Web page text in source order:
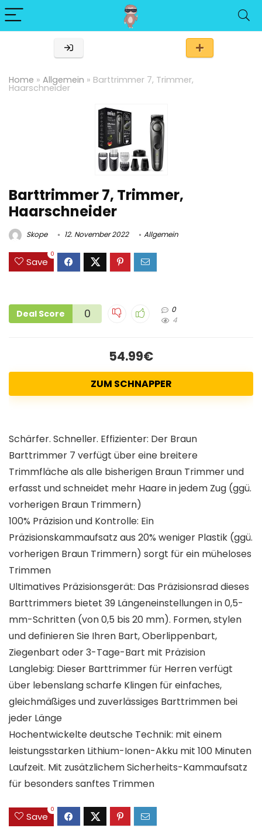
Home » Allgemein » Barttrimmer 7, Trimmer,
Haarschneider
Barttrimmer 7, Trimmer,
Haarschneider
Skope 12. November 2022 Allgemein
Save
0
Deal Score 0
0
4
54.99€
ZUM SCHNAPPER
Schärfer. Schneller. Effizienter: Der Braun
Barttrimmer 7 verfügt über eine breitere
Trimmfläche als alle bisherigen Braun Trimmer und
erfasst und schneidet mehr Haare in jedem Zug (ggü.
vorherigen Braun Trimmern)
100% Präzision und Kontrolle: Ein
Präzisionskammaufsatz aus 20% weniger Plastik (ggü.
vorherigen Braun Trimmern) sorgt für ein müheloses
Trimmen
Ultimatives Präzisionsgerät: Das Präzisionsrad dieses
Barttrimmers bietet 39 Längeneinstellungen in 0,5-
mm-Schritten (von 0,5 bis 20 mm). Formen, stylen
und definieren Sie Ihren Bart, Oberlippenbart,
Ziegenbart oder 3-Tage-Bart mit Präzision
Langlebig: Dieser Barttrimmer für Herren verfügt
über lebenslang scharfe Klingen für einfaches,
gleichmäßiges und zuverlässiges Barttrimmen bei
jeder Länge
Hochentwickelte deutsche Technik: mit einem
leistungsstarken Lithium-Ionen-Akku mit 100 Minuten
Laufzeit. Mit zusätzlichem Sicherheits-Kammaufsatz
für besonders sanftes Trimmen
Save
0